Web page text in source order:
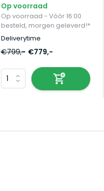
Op voorraad
Op voorraad - Vóór 16:00
besteld, morgen geleverd!*
Deliverytime
€799,- €779,-